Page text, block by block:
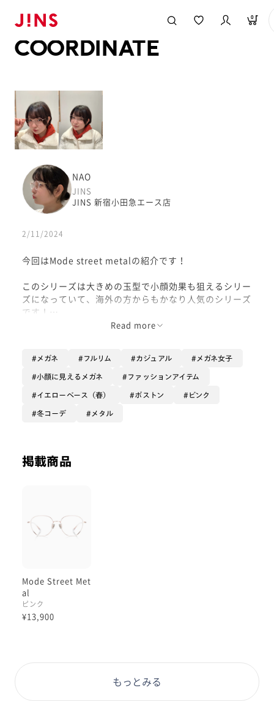
0
COORDINATE
NAO
JINS
JINS 新宿小田急エース店
2/11/2024
今回はMode street metalの紹介です！
このシリーズは大きめの玉型で小顔効果も狙えるシリー
ズになっていて、海外の方からもかなり人気のシリーズ
です！
フレームになっています！
フレームの形自体はボストンの中でも丸すぎないので、
四角すぎても丸すぎても嫌だという方には特におすすめ
したい一本です！
ームです！
Read more
メガネ フルリム カジュアル メガネ女子
小顔に見えるメガネ ファッションアイテム
イエローベース（春） ボストン ピンク
冬コーデ メタル
掲載商品
Mode Street Met
al
ピンク
¥13,900
もっとみる